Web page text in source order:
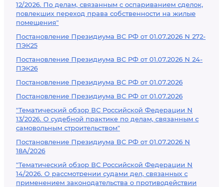
12/2026. По делам, связанным с оспариванием сделок,
повлекших переход права собственности на жилые
помещения"
Постановление Президиума ВС РФ от 01.07.2026 N 272-
ПЭК25
Постановление Президиума ВС РФ от 01.07.2026 N 24-
ПЭК26
Постановление Президиума ВС РФ от 01.07.2026
Постановление Президиума ВС РФ от 01.07.2026
"Тематический обзор ВС Российской Федерации N
13/2026. О судебной практике по делам, связанным с
самовольным строительством"
Постановление Президиума ВС РФ от 01.07.2026 N
18А/2026
"Тематический обзор ВС Российской Федерации N
14/2026. О рассмотрении судами дел, связанных с
применением законодательства о противодействии